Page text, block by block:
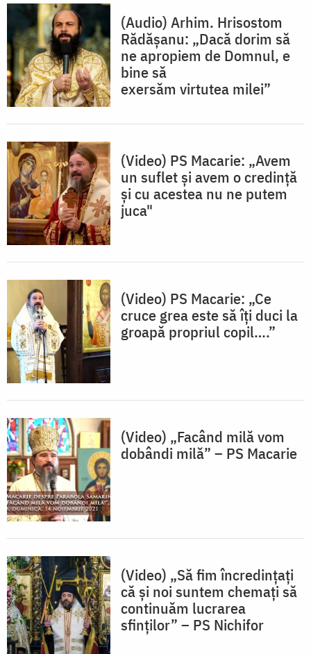
(Audio) Arhim. Hrisostom
Rădășanu: „Dacă dorim să
ne apropiem de Domnul, e
bine să
exersăm virtutea milei”
(Video) PS Macarie: „Avem
un suflet și avem o credință
și cu acestea nu ne putem
juca"
(Video) PS Macarie: „Ce
cruce grea este să îți duci la
groapă propriul copil….”
(Video) „Facând milă vom
dobândi milă” – PS Macarie
(Video) „Să fim încredințați
că și noi suntem chemați să
continuăm lucrarea
sfinților” – PS Nichifor